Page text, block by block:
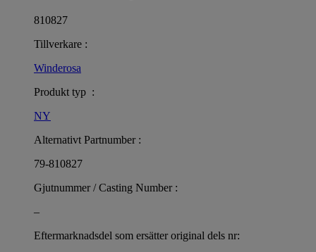
810827
Tillverkare :
Winderosa
Produkt typ :
NY
Alternativt Partnumber :
79-810827
Gjutnummer / Casting Number :
–
Eftermarknadsdel som ersätter original dels nr: